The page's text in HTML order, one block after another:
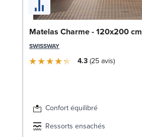
Matelas Charme - 120x200 cm
SWISSWAY
4.3 25avis
Confort équilibré
Ressorts ensachés